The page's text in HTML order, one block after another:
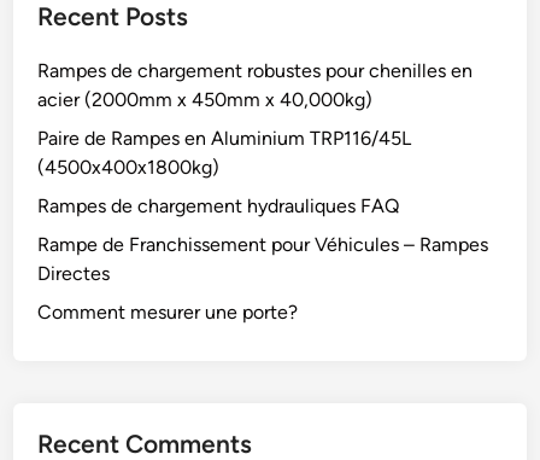
Recent Posts
Rampes de chargement robustes pour chenilles en
acier (2000mm x 450mm x 40,000kg)
Paire de Rampes en Aluminium TRP116/45L
(4500x400x1800kg)
Rampes de chargement hydrauliques FAQ
Rampe de Franchissement pour Véhicules – Rampes
Directes
Comment mesurer une porte?
Recent Comments